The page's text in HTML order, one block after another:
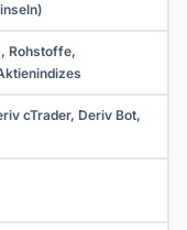
Rohstoffe,
cTrader, Deriv Bot,